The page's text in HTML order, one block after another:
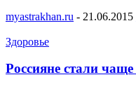
myastrakhan.ru - 21.06.2015
Здоровье
Россияне стали